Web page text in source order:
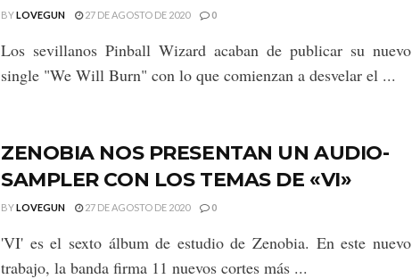
BYLOVEGUN 27 DE AGOSTO DE 2020 0
Los sevillanos Pinball Wizard acaban de publicar su nuevo
single "We Will Burn" con lo que comienzan a desvelar el ...
ZENOBIA NOS PRESENTAN UN AUDIO-
SAMPLER CON LOS TEMAS DE «VI»
BYLOVEGUN 27 DE AGOSTO DE 2020 0
'VI' es el sexto álbum de estudio de Zenobia. En este nuevo
trabajo, la banda firma 11 nuevos cortes más ...